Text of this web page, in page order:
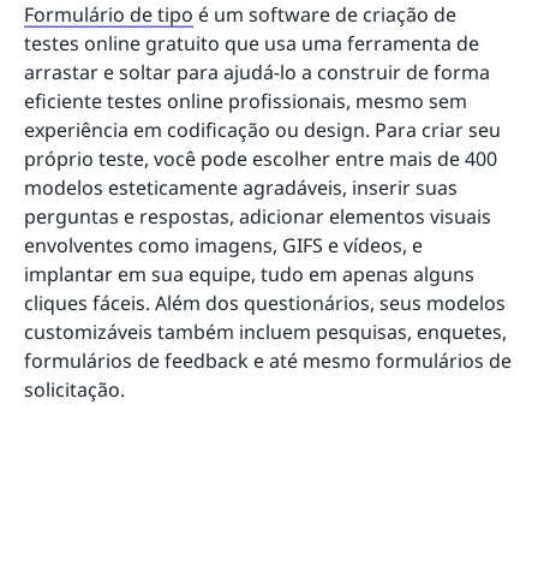
Formulário de tipo é um software de criação de
testes online gratuito que usa uma ferramenta de
arrastar e soltar para ajudá-lo a construir de forma
eficiente testes online profissionais, mesmo sem
experiência em codificação ou design. Para criar seu
próprio teste, você pode escolher entre mais de 400
modelos esteticamente agradáveis, inserir suas
perguntas e respostas, adicionar elementos visuais
envolventes como imagens, GIFS e vídeos, e
implantar em sua equipe, tudo em apenas alguns
cliques fáceis. Além dos questionários, seus modelos
customizáveis também incluem pesquisas, enquetes,
formulários de feedback e até mesmo formulários de
solicitação.